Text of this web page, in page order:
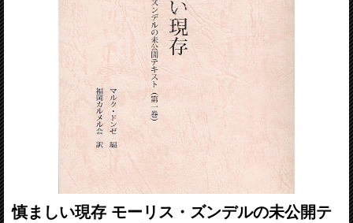
慎ましい現存 モーリス・ズンデルの未公開テ